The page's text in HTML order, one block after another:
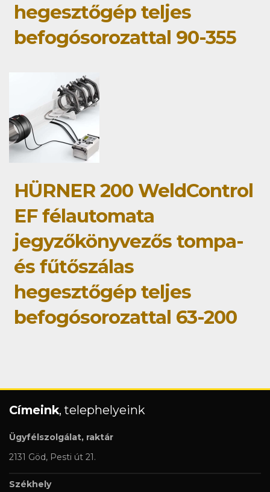
hegesztőgép teljes
befogósorozattal 90-355
HÜRNER 200 WeldControl
EF félautomata
jegyzőkönyvezős tompa-
és fűtőszálas
hegesztőgép teljes
befogósorozattal 63-200
Címeink, telephelyeink
Ügyfélszolgálat, raktár
2131 Göd, Pesti út 21.
Székhely